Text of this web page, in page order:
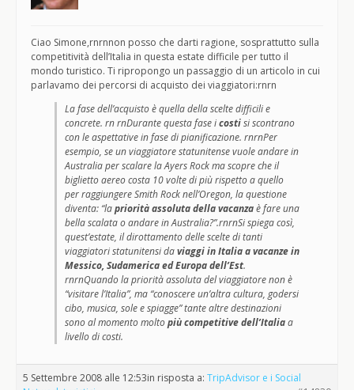
Ciao Simone,rnrnnon posso che darti ragione, sosprattutto sulla
competitività dell’Italia in questa estate difficile per tutto il
mondo turistico. Ti ripropongo un passaggio di un articolo in cui
parlavamo dei percorsi di acquisto dei viaggiatori:rnrn
La fase dell’acquisto è quella della scelte difficili e
concrete. rn rnDurante questa fase icostisi scontrano
con le aspettative in fase di pianificazione. rnrnPer
esempio, se un viaggiatore statunitense vuole andare in
Australia per scalare la Ayers Rock ma scopre che il
biglietto aereo costa 10 volte di più rispetto a quello
per raggiungere Smith Rock nell’Oregon, la questione
diventa: “lapriorità assoluta della vacanzaè fare una
bella scalata o andare in Australia?”.rnrnSi spiega così,
quest’estate, il dirottamento delle scelte di tanti
viaggiatori statunitensi daviaggi in Italia a vacanze in
Messico, Sudamerica ed Europa dell’Est.
rnrnQuando la priorità assoluta del viaggiatore non è
“visitare l’Italia”, ma “conoscere un’altra cultura, godersi
cibo, musica, sole e spiagge” tante altre destinazioni
sono al momento moltopiù competitive dell’Italiaa
livello di costi.
5 Settembre 2008 alle 12:53in risposta a: TripAdvisor e i Social